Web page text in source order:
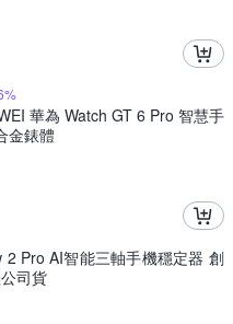
華為 Watch GT 6 Pro 智慧手
金錶體
2 Pro AI智能三軸手機穩定器 創
司貨